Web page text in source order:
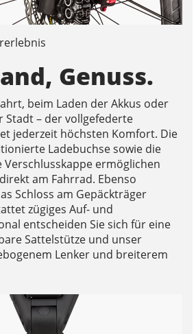
Genuss.
beim Laden der Akkus oder
Stadt – der vollgefederte
jederzeit höchsten Komfort. Die
Ladebuchse sowie die
Verschlusskappe ermöglichen
am Fahrrad. Ebenso
Schloss am Gepäckträger
zügiges Auf- und
entscheiden Sie sich für eine
Sattelstütze und unser
Lenker und breiterem